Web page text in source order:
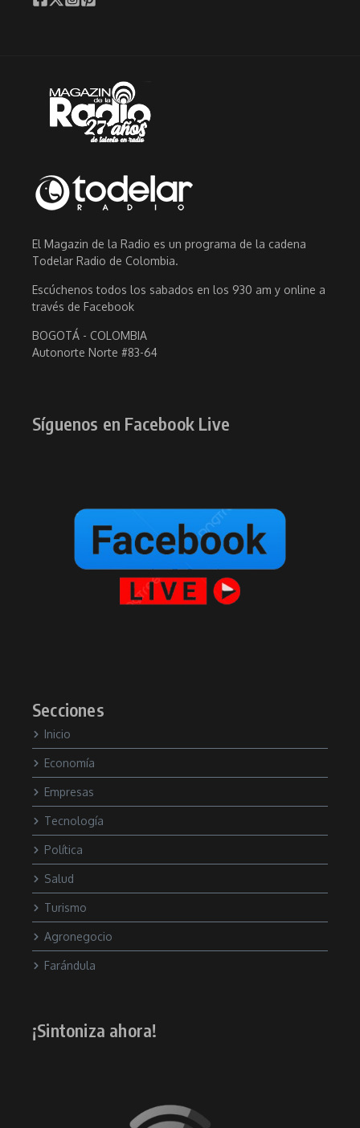
El Magazin de la Radio es un programa de la cadena
Todelar Radio de Colombia.
Escúchenos todos los sabados en los 930 am y online a
través de Facebook
BOGOTÁ - COLOMBIA
Autonorte Norte #83-64
Síguenos en Facebook Live
Secciones
Inicio
Economía
Empresas
Tecnología
Política
Salud
Turismo
Agronegocio
Farándula
¡Sintoniza ahora!